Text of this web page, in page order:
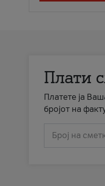
Плати
Платете ја
бројот на
Број на